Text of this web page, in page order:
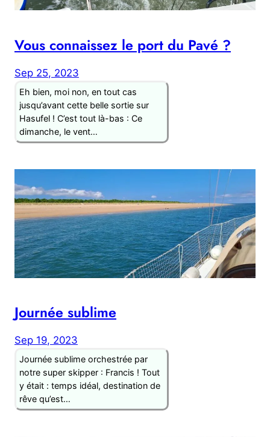
Vous connaissez le port du Pavé ?
Sep 25, 2023
Eh bien, moi non, en tout cas
jusqu’avant cette belle sortie sur
Hasufel ! C’est tout là-bas : Ce
dimanche, le vent…
Journée sublime
Sep 19, 2023
Journée sublime orchestrée par
notre super skipper : Francis ! Tout
y était : temps idéal, destination de
rêve qu’est…